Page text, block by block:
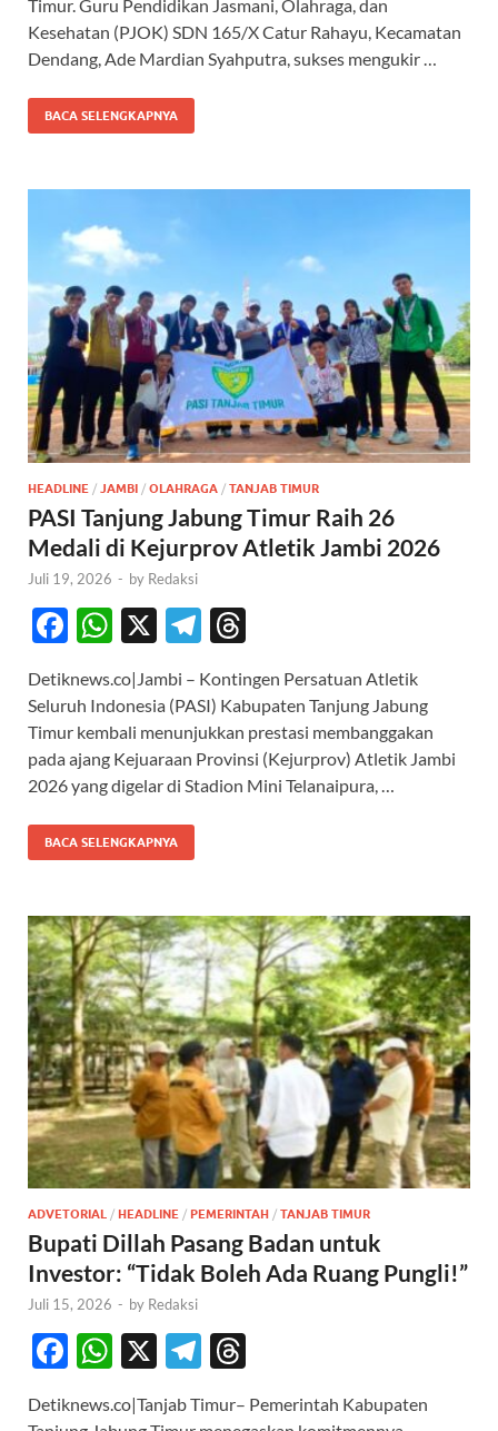
o
o
k
A
p
p
a
m
ds
Timur. Guru Pendidikan Jasmani, Olahraga, dan
Kesehatan (PJOK) SDN 165/X Catur Rahayu, Kecamatan
Dendang, Ade Mardian Syahputra, sukses mengukir …
BACA SELENGKAPNYA
HEADLINE / JAMBI / OLAHRAGA / TANJAB TIMUR
PASI Tanjung Jabung Timur Raih 26
Medali di Kejurprov Atletik Jambi 2026
Juli 19, 2026 - by Redaksi
F
e
b
o
o
k
W
at
s
A
p
p
X
T
e
gr
a
m
e
a
ds
Detiknews.co|Jambi – Kontingen Persatuan Atletik
Seluruh Indonesia (PASI) Kabupaten Tanjung Jabung
Timur kembali menunjukkan prestasi membanggakan
pada ajang Kejuaraan Provinsi (Kejurprov) Atletik Jambi
2026 yang digelar di Stadion Mini Telanaipura, …
BACA SELENGKAPNYA
ADVETORIAL / HEADLINE / PEMERINTAH / TANJAB TIMUR
Bupati Dillah Pasang Badan untuk
Investor: “Tidak Boleh Ada Ruang Pungli!”
Juli 15, 2026 - by Redaksi
F
e
W
at
X
T
e e
Detiknews.co|Tanjab Timur– Pemerintah Kabupaten